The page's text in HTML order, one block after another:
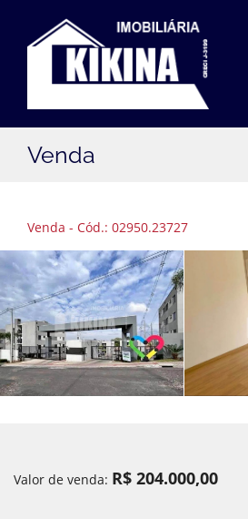
Venda
Venda - Cód.: 02950.23727
Valor de venda: R$ 204.000,00
Filial Santa Paula:
Filial Oficinas: (42)